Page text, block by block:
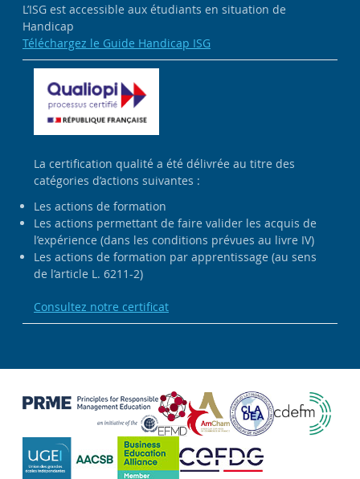
L’ISG est accessible aux étudiants en situation de
Handicap
Téléchargez le Guide Handicap ISG
La certification qualité a été délivrée au titre des
catégories d’actions suivantes :
Les actions de formation
Les actions permettant de faire valider les acquis de
l’expérience (dans les conditions prévues au livre IV)
Les actions de formation par apprentissage (au sens
de l’article L. 6211-2)
Consultez notre certificat